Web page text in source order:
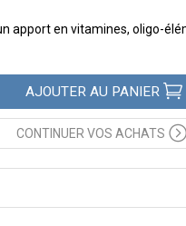
apport en vitamines, oligo-
AJOUTER AU PANIER
CONTINUER VOS ACHATS